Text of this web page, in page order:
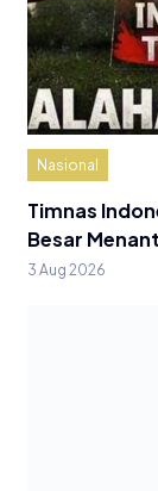
Nasional
Timnas
Besar
3 Aug 2026